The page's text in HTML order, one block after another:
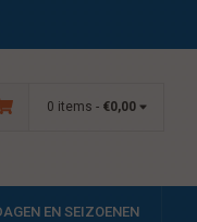
0 items - €0,00
EN SEIZOENEN